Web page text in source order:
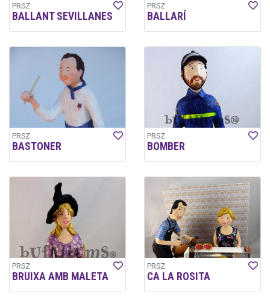
PRSZ
BALLANT SEVILLANES
PRSZ
BALLARÍ
PRSZ
BASTONER
PRSZ
BOMBER
PRSZ
BRUIXA AMB MALETA
PRSZ
CA LA ROSITA